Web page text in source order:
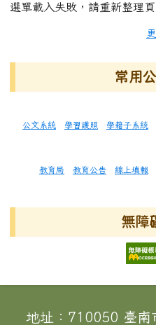
選單載入失敗，請重新整理頁
常用
公文系統 學習護照 學籍子系統
教育局 教育公告 線上填報
無障
頁尾區域內容
地址：710050 臺南